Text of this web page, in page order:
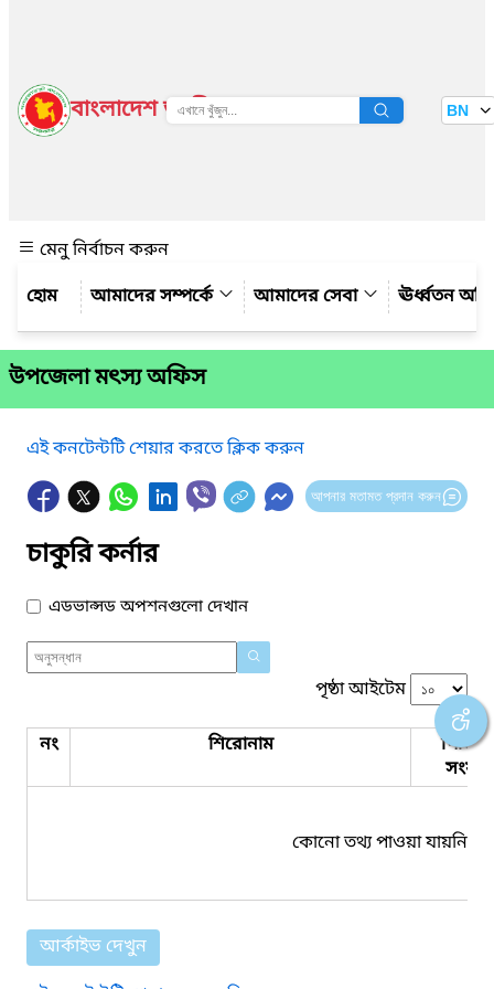
বাংলাদেশ জাতীয় তথ্য বাতায়ন BN
মেনু নির্বাচন করুন
আমাদের সম্পর্কে
আমাদের সেবা ঊর্ধ্বতন
উপজেলা মৎস্য অফিস
এই কনটেন্টটি শেয়ার করতে ক্লিক করুন
আপনার মতামত প্রদান করুন
চাকুরি কর্নার
এডভান্সড অপশনগুলো দেখান
পৃষ্ঠা আইটেম
নং শিরোনাম
কোনো তথ্য পাওয়া যায়নি।
আর্কাইভ দেখুন